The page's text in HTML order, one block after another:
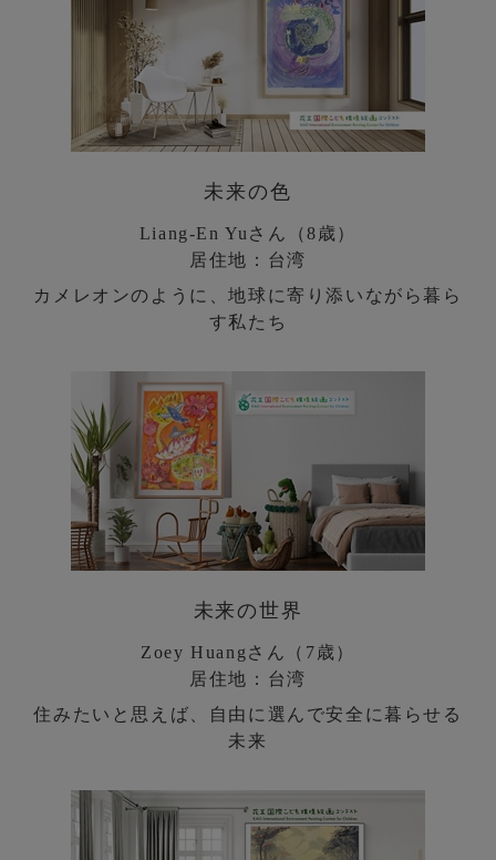
未来の色
Liang-En Yuさん（8歳）
居住地：台湾
カメレオンのように、地球に寄り添いながら暮ら
す私たち
未来の世界
Zoey Huangさん（7歳）
居住地：台湾
住みたいと思えば、自由に選んで安全に暮らせる
未来